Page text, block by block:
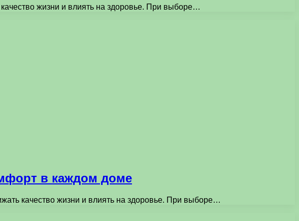
качество жизни и влиять на здоровье. При выборе…
в каждом доме
качество жизни и влиять на здоровье. При выборе…